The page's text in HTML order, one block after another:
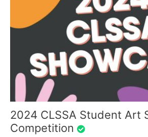
2024 CLSSA Student Art
Competition